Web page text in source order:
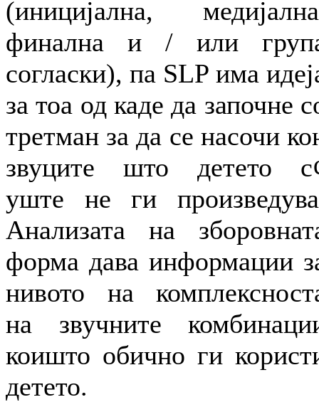
(иницијална,
финална и / или
согласки), па SLP има
за тоа од каде да започне
третман за да се насочи
звуците што детето
уште не ги
Анализата на
форма дава информации
нивото на
на звучните
коишто обично ги
детето.